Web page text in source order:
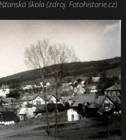
škola (zdroj. Fotohistorie.cz)